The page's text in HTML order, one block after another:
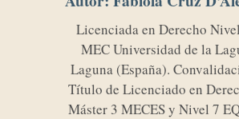
Licenciada en Derecho
MEC Universidad de la
Laguna (España).
Título de Licenciado en
Máster 3 MECES y Nivel 7